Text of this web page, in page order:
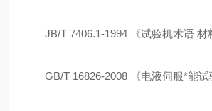
JB/T 7406.1-1994 《试验机术语 材
GB/T 16826-2008 《电液伺服*能试